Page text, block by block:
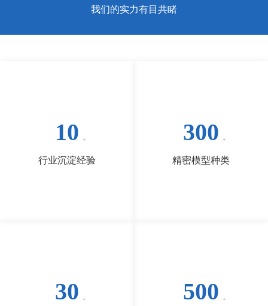
我们的实力有目共睹
10
行业沉淀经验
300
精密模型种类
30 500